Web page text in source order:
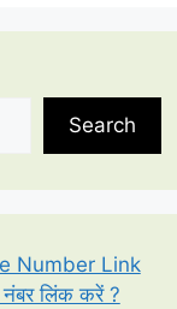
Search
Number Link
नंबर लिंक करें ?